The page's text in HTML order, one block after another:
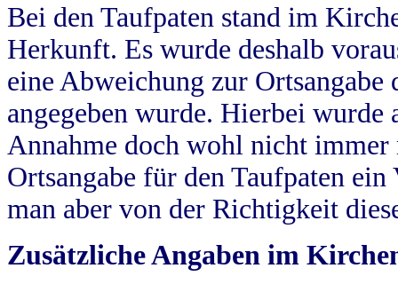
Bei den Taufpaten stand im
Herkunft. Es wurde deshalb
eine Abweichung zur
angegeben wurde. Hierbei wurde
Annahme doch wohl nicht
Ortsangabe für den Taufpaten
man aber von der Richtigkeit
Zusätzliche Angaben im